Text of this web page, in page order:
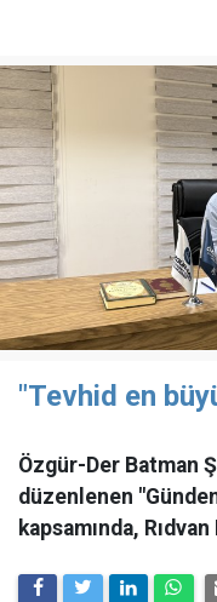
"Tevhid en
Özgür-Der Batman
düzenlenen
kapsamında,